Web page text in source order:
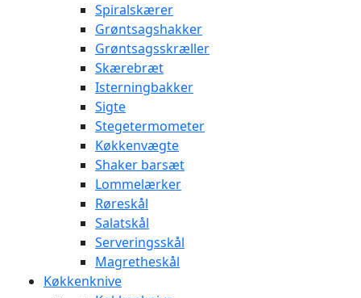
Spiralskærer
Grøntsagshakker
Grøntsagsskræller
Skærebræt
Isterningbakker
Sigte
Stegetermometer
Køkkenvægte
Shaker barsæt
Lommelærker
Røreskål
Salatskål
Serveringsskål
Magretheskål
Køkkenknive